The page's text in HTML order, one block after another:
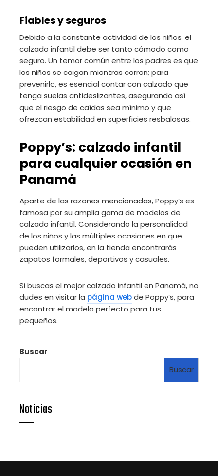
Fiables y seguros
Debido a la constante actividad de los niños, el
calzado infantil debe ser tanto cómodo como
seguro. Un temor común entre los padres es que
los niños se caigan mientras corren; para
prevenirlo, es esencial contar con calzado que
tenga suelas antideslizantes, asegurando así
que el riesgo de caídas sea mínimo y que
ofrezcan estabilidad en superficies resbalosas.
Poppy’s: calzado infantil
para cualquier ocasión en
Panamá
Aparte de las razones mencionadas, Poppy’s es
famosa por su amplia gama de modelos de
calzado infantil. Considerando la personalidad
de los niños y las múltiples ocasiones en que
pueden utilizarlos, en la tienda encontrarás
zapatos formales, deportivos y casuales.
Si buscas el mejor calzado infantil en Panamá, no
dudes en visitar la página webde Poppy’s, para
encontrar el modelo perfecto para tus
pequeños.
Buscar
Buscar
Noticias